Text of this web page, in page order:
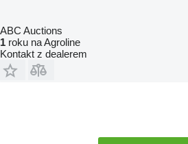
ABC Auctions
1 roku na Agroline
Kontakt z dealerem